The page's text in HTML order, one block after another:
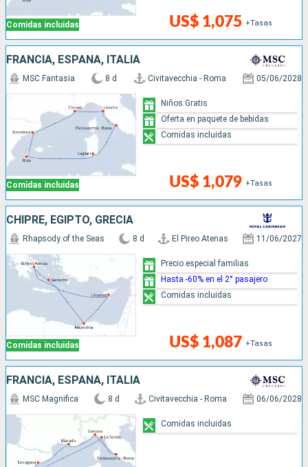
Comidas incluidas US$ 1,075 +Tasas
FRANCIA, ESPAÑA, ITALIA
Comidas incluidas
MSC Fantasia 8 d Civitavecchia - Roma 05/06/2028
US$ 1,079 +Tasas
Niños Gratis
Oferta en paquete de bebidas
Comidas incluidas
CHIPRE, EGIPTO, GRECIA
Comidas incluidas
Rhapsody of the Seas 8 d El Pireo Atenas 11/06/2027
US$ 1,087 +Tasas
Precio especial familias
Hasta -60% en el 2° pasajero
Comidas incluidas
FRANCIA, ESPAÑA, ITALIA
MSC Magnifica 8 d Civitavecchia - Roma 06/06/2028
Comidas incluidas